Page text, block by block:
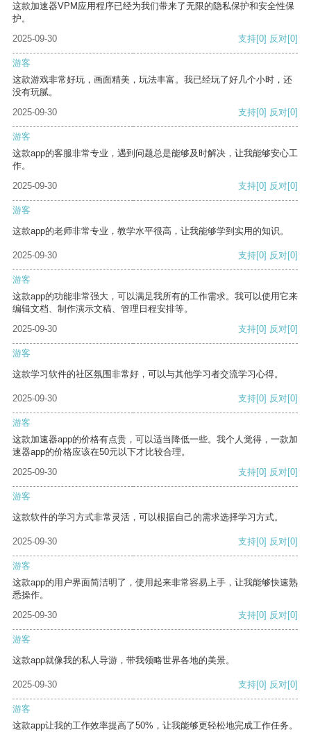
这款加速器VPM应用程序已经为我们带来了无限的隐私保护和安全性保
护。
2025-09-30
支持[0] 反对[0]
游客
这款游戏非常好玩，画面精美，玩法丰富。我已经玩了好几个小时，还
没有玩腻。
2025-09-30
支持[0] 反对[0]
游客
这款app的客服非常专业，遇到问题总是能够及时解决，让我能够安心工
作。
2025-09-30
支持[0] 反对[0]
游客
这款app的老师非常专业，教学水平很高，让我能够学到实用的知识。
2025-09-30 支持[0] 反对[0]
游客
这款app的功能非常强大，可以满足我所有的工作需求。我可以使用它来
编辑文档、制作演示文稿、管理日程安排等。
2025-09-30
支持[0] 反对[0]
游客
这款学习软件的社区氛围非常好，可以与其他学习者交流学习心得。
2025-09-30 支持[0] 反对[0]
游客
这款加速器app的价格有点贵，可以适当降低一些。我个人觉得，一款加
速器app的价格应该在50元以下才比较合理。
2025-09-30
支持[0] 反对[0]
游客
这款软件的学习方式非常灵活，可以根据自己的需求选择学习方式。
2025-09-30 支持[0] 反对[0]
游客
这款app的用户界面简洁明了，使用起来非常容易上手，让我能够快速熟
悉操作。
2025-09-30
支持[0] 反对[0]
游客
这款app就像我的私人导游，带我领略世界各地的美景。
2025-09-30 支持[0] 反对[0]
游客
这款app让我的工作效率提高了50%，让我能够更轻松地完成工作任务。